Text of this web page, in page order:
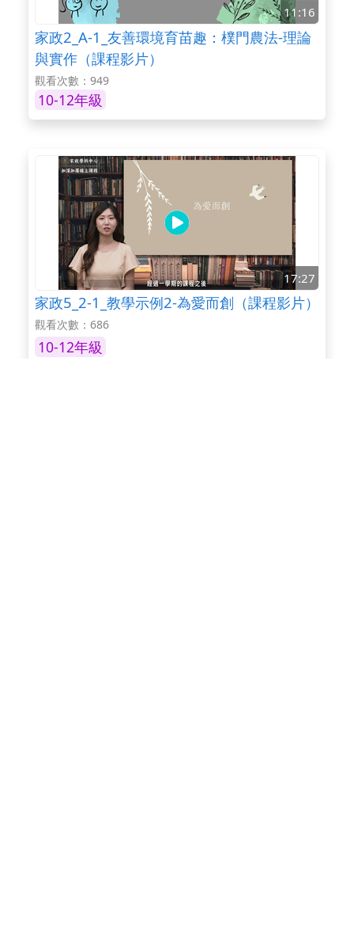
11:16
家政2_A-1_友善環境育苗趣：樸門農法-理論
與實作（課程影片）
觀看次數：949
10-12年級
17:27
家政5_2-1_教學示例2-為愛而創（課程影片）
觀看次數：686
10-12年級